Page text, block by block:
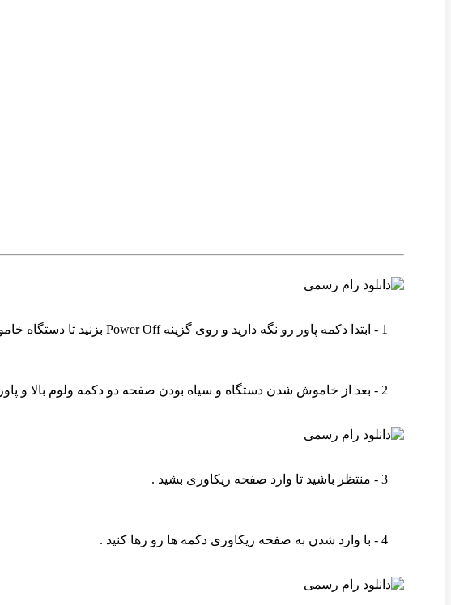
1 - ابتدا دکمه پاور رو نگه دارید و روی گزینه Power Off بزنید تا دستگاه خاموش شود .
2 - بعد از خاموش شدن دستگاه و سیاه بودن صفحه دو دکمه ولوم بالا و پاور رو همزمان نگه دارید .
3 - منتظر باشید تا وارد صفحه ریکاوری بشید .
4 - با وارد شدن به صفحه ریکاوری دکمه ها رو رها کنید .